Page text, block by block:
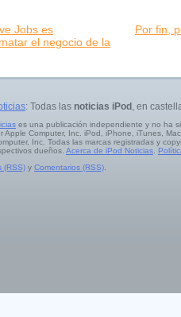
Jobs es
el negocio de la
Por fin,
: Todas las noticias iPod , en
es una publicación independiente y no ha
Apple Computer, Inc. iPod, iPhone, iTunes,
Inc. Todas las marcas registradas y
dueños. Acerca de iPod Noticias
(RSS) y Comentarios (RSS)